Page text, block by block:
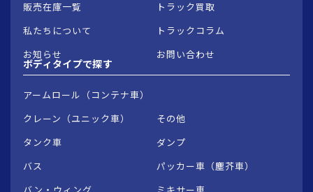
販売在庫一覧
トラック買取
私たちについて
トラックコラム
お知らせ
お問い合わせ
ボディタイプで探す
アームロール（コンテナ車）
クレーン（ユニック車）
その他
タンク車
ダンプ
バス
パッカー車（塵芥車）